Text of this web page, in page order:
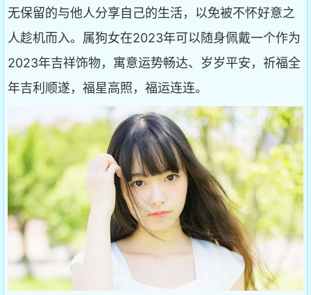
无保留的与他人分享自己的生活，以免被不怀好意之
人趁机而入。属狗女在2023年可以随身佩戴一个作为
2023年吉祥饰物，寓意运势畅达、岁岁平安，祈福全
年吉利顺遂，福星高照，福运连连。